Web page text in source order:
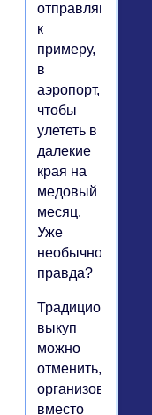
к
примеру,
в
аэропорт,
чтобы
улететь в
далекие
края на
медовый
месяц.
Уже
необычно,
правда?
Традиционный
выкуп
можно
отменить,
организовав
вместо